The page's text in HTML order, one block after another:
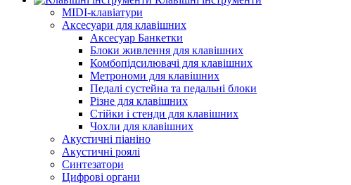
MIDI-клавіатури
Аксесуари для клавішних
Аксесуар Банкетки
Блоки живлення для клавішних
Комбопідсилювачі для клавішних
Метрономи для клавішних
Педалі сустейна та педальні блоки
Різне для клавішних
Стійки і стенди для клавішних
Чохли для клавішних
Акустичні піаніно
Акустичні роялі
Синтезатори
Цифрові органи